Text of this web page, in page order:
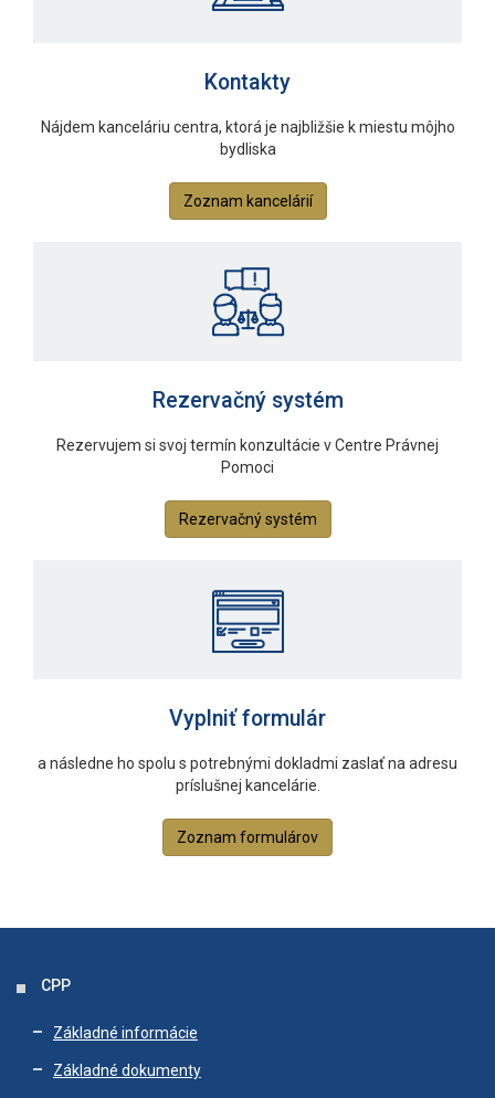
Kontakty
Nájdem kanceláriu centra, ktorá je najbližšie k miestu môjho
bydliska
Zoznam kancelárií
Rezervačný systém
Rezervujem si svoj termín konzultácie v Centre Právnej
Pomoci
Rezervačný systém
Vyplniť formulár
a následne ho spolu s potrebnými dokladmi zaslať na adresu
príslušnej kancelárie.
Zoznam formulárov
CPP
Základné informácie
Základné dokumenty